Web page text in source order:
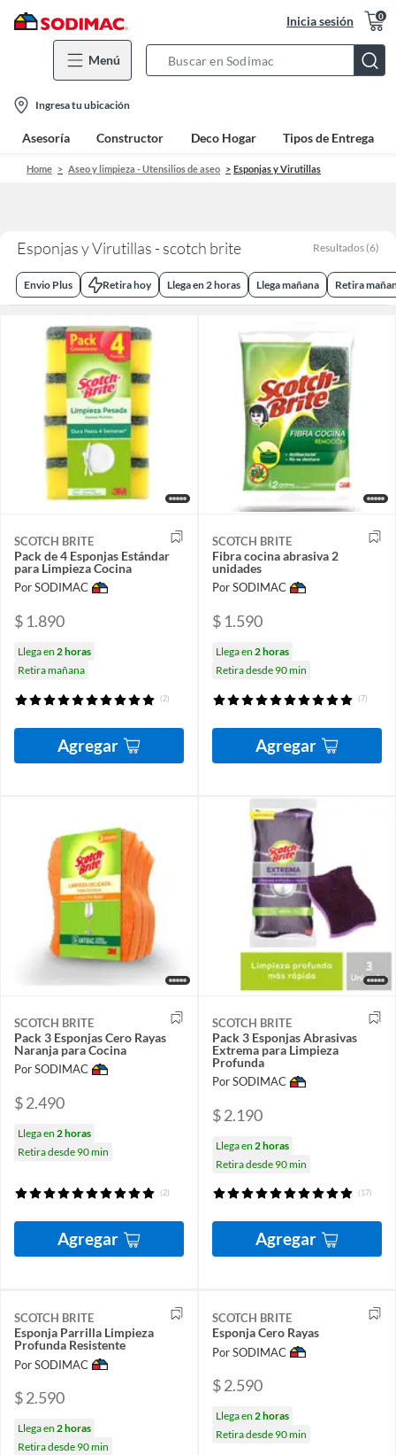
Inicia sesión 0
Menú
Bar
location-
icon
Ingresa tu ubicación
Asesoría Constructor Deco Hogar Tipos de Entrega
Home Aseo y limpieza - Utensilios de aseo Esponjas y Virutillas
Esponjas y Virutillas - scotch brite Resultados (6)
Envio Plus Retira hoy Llega en 2 horas Llega mañana Retira
SCOTCH BRITE
Pack de 4 Esponjas Estándar
para Limpieza Cocina
Por SODIMAC
$ 1.890
Llega en 2 horas
Retira mañana
(2)
Agregar
SCOTCH BRITE
Fibra cocina abrasiva 2
unidades
Por SODIMAC
$ 1.590
Llega en 2 horas
Retira desde 90 min
(7)
Agregar
SCOTCH BRITE
Pack 3 Esponjas Cero Rayas
Naranja para Cocina
Por SODIMAC
$ 2.490
Llega en 2 horas
Retira desde 90 min
(2)
Agregar
SCOTCH BRITE
Pack 3 Esponjas Abrasivas
Extrema para Limpieza
Profunda
Por SODIMAC
$ 2.190
Llega en 2 horas
Retira desde 90 min
(17)
Agregar
SCOTCH BRITE
Esponja Parrilla Limpieza
Profunda Resistente
Por SODIMAC
$ 2.590
Llega en 2 horas
Retira desde 90 min
SCOTCH BRITE
Esponja Cero Rayas
Por SODIMAC
$ 2.590
Llega en 2 horas
Retira desde 90 min